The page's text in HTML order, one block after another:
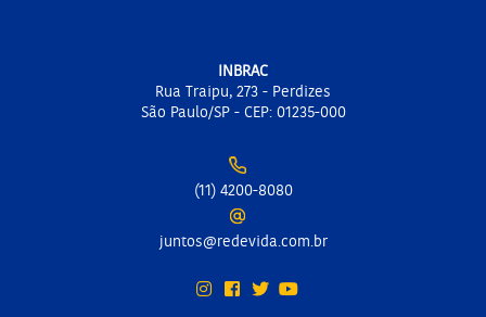
INBRAC
Rua Traipu, 273 - Perdizes
São Paulo/SP - CEP: 01235-000
(11) 4200-8080
juntos@redevida.com.br